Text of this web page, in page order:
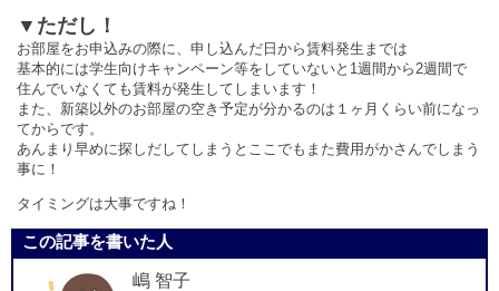
▼ただし！
お部屋をお申込みの際に、申し込んだ日から賃料発生までは
基本的には学生向けキャンペーン等をしていないと1週間から2週間で
住んでいなくても賃料が発生してしまいます！
また、新築以外のお部屋の空き予定が分かるのは１ヶ月くらい前になっ
てからです。
あんまり早めに探しだしてしまうとここでもまた費用がかさんでしまう
事に！
タイミングは大事ですね！
この記事を書いた人
嶋 智子